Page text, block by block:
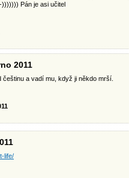
Pán je asi učitel
2011
češtinu a vadí mu, když ji někdo mrší.
life/